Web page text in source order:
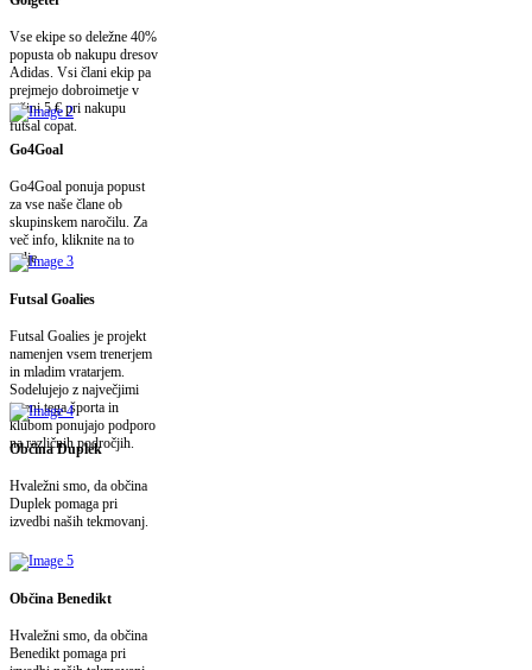
Vse ekipe so deležne 40%
popusta ob nakupu dresov
Adidas. Vsi člani ekip pa
prejmejo dobroimetje v
višini 5 € pri nakupu
futsal copat.
Go4Goal
Go4Goal ponuja popust
za vse naše člane ob
skupinskem naročilu. Za
več info, kliknite na to
polje.
Futsal Goalies
Futsal Goalies je projekt
namenjen vsem trenerjem
in mladim vratarjem.
Sodelujejo z največjimi
imeni tega športa in
klubom ponujajo podporo
na različnih področjih.
Občina Duplek
Hvaležni smo, da občina
Duplek pomaga pri
izvedbi naših tekmovanj.
Občina Benedikt
Hvaležni smo, da občina
Benedikt pomaga pri